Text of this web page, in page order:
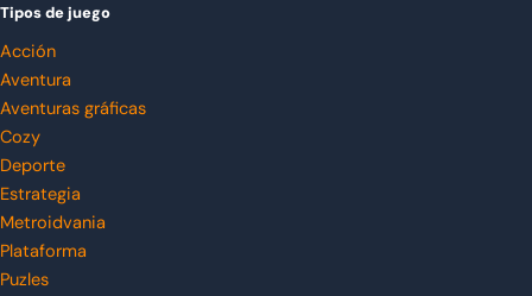
Tipos de juego
Acción
Aventura
Aventuras gráficas
Cozy
Deporte
Estrategia
Metroidvania
Plataforma
Puzles